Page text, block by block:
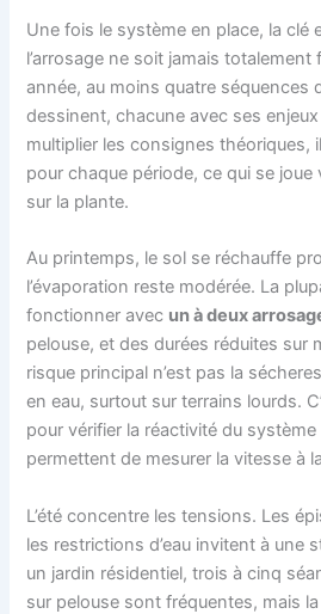
Une fois le système en place, la clé
l’arrosage ne soit jamais totalement
année, au moins quatre séquences
dessinent, chacune avec ses
multiplier les consignes théoriques,
pour chaque période, ce qui se
sur la plante.
Au printemps, le sol se réchauffe
l’évaporation reste modérée. La
fonctionner avec un à deux
pelouse, et des durées réduites sur
risque principal n’est pas la
en eau, surtout sur terrains lourds.
pour vérifier la réactivité du
permettent de mesurer la vitesse à
L’été concentre les tensions. Les
les restrictions d’eau invitent à une
un jardin résidentiel, trois à cinq
sur pelouse sont fréquentes, mais